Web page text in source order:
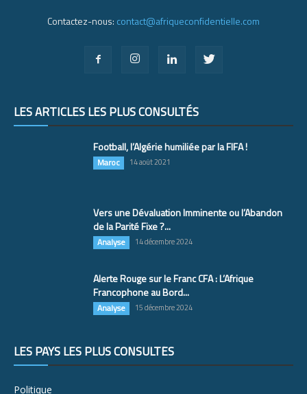
Contactez-nous: contact@afriqueconfidentielle.com
LES ARTICLES LES PLUS CONSULTÉS
Football, l’Algérie humiliée par la FIFA !
Maroc 14 août 2021
Vers une Dévaluation Imminente ou l’Abandon
de la Parité Fixe ?...
Analyse 14 décembre 2024
Alerte Rouge sur le Franc CFA : L’Afrique
Francophone au Bord...
Analyse 15 décembre 2024
LES PAYS LES PLUS CONSULTÉS
Politique